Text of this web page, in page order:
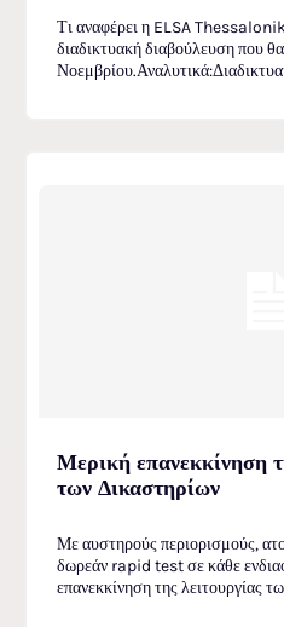
Τι αναφέρει η ELSA
διαδικτυακή διαβούλευση που θα
Μερική επανεκκίνηση
των Δικαστηρίων
Με αυστηρούς περιορισμούς,
δωρεάν rapid test σε κάθε
επανεκκίνηση της λειτουργίας